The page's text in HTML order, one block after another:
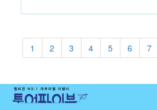
1 2 3 4 5 6 7